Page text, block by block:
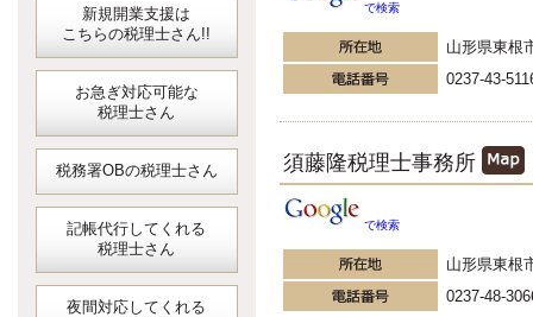
新規開業支援は
こちらの税理士さん!!
お急ぎ対応可能な
税理士さん
税務署OBの税理士さん
記帳代行してくれる
税理士さん
夜間対応してくれる
で検索
山形県東根
0237-43-
須藤隆税理士事務所
で検索
山形県東根
0237-48-